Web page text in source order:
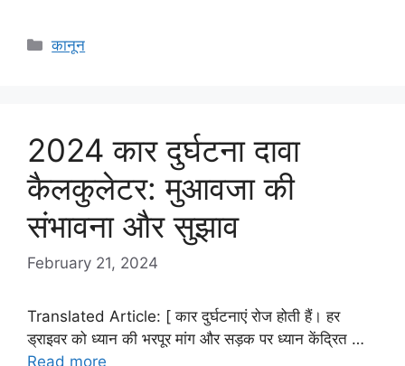
Categories
कानून
2024 कार दुर्घटना दावा
कैलकुलेटर: मुआवजा की
संभावना और सुझाव
February 21, 2024
Translated Article: [ कार दुर्घटनाएं रोज होती हैं। हर
ड्राइवर को ध्यान की भरपूर मांग और सड़क पर ध्यान केंद्रित …
Read more